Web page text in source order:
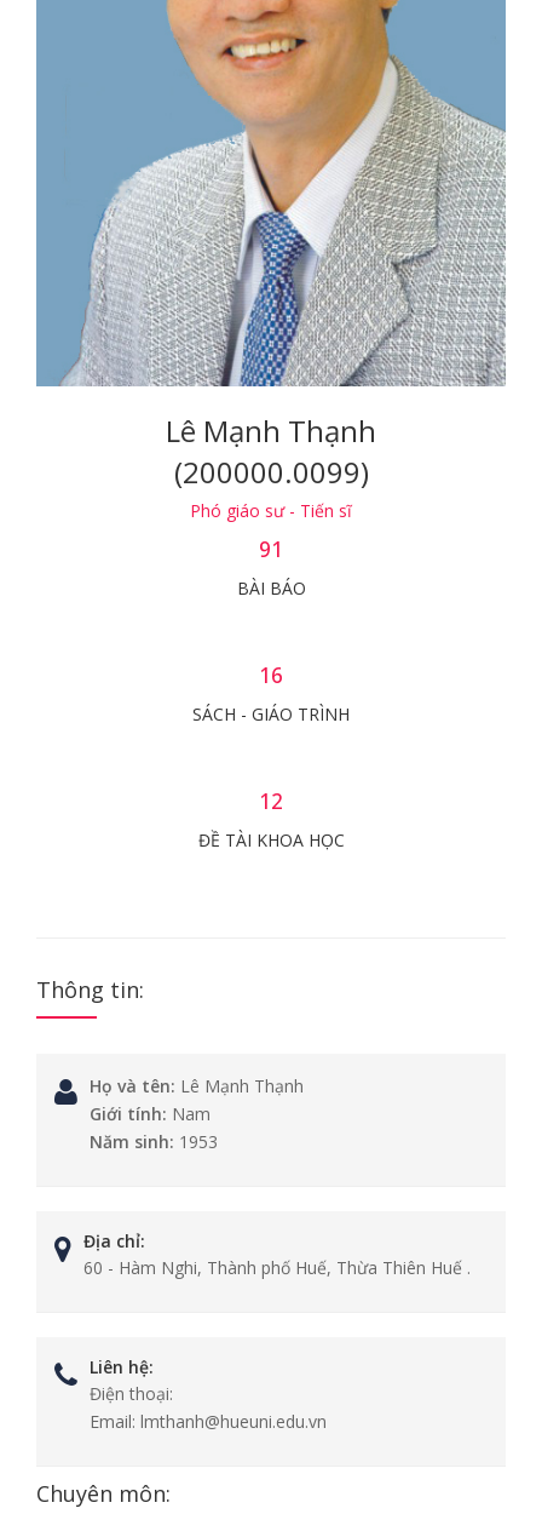
Lê Mạnh Thạnh
(200000.0099)
Phó giáo sư - Tiến sĩ
91
BÀI BÁO
16
SÁCH - GIÁO TRÌNH
12
ĐỀ TÀI KHOA HỌC
Thông tin:
Họ và tên: Lê Mạnh Thạnh
Giới tính: Nam
Năm sinh: 1953
Địa chỉ:
60 - Hàm Nghi, Thành phố Huế, Thừa Thiên Huế .
Liên hệ:
Điện thoại:
Email: lmthanh@hueuni.edu.vn
Chuyên môn: